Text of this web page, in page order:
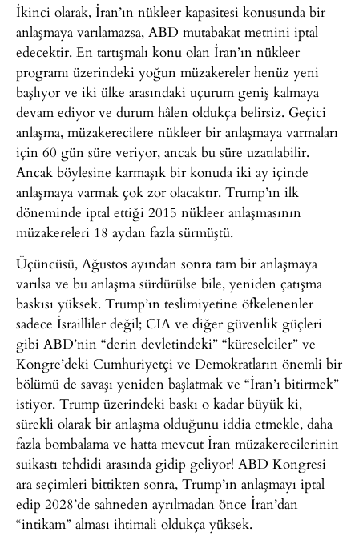
İkinci olarak, İran’ın nükleer kapasitesi konusunda bir
anlaşmaya varılamazsa, ABD mutabakat metnini iptal
edecektir. En tartışmalı konu olan İran’ın nükleer
programı üzerindeki yoğun müzakereler henüz yeni
başlıyor ve iki ülke arasındaki uçurum geniş kalmaya
devam ediyor ve durum hâlen oldukça belirsiz. Geçici
anlaşma, müzakerecilere nükleer bir anlaşmaya varmaları
için 60 gün süre veriyor, ancak bu süre uzatılabilir.
Ancak böylesine karmaşık bir konuda iki ay içinde
anlaşmaya varmak çok zor olacaktır. Trump’ın ilk
döneminde iptal ettiği 2015 nükleer anlaşmasının
müzakereleri 18 aydan fazla sürmüştü.
Üçüncüsü, Ağustos ayından sonra tam bir anlaşmaya
varılsa ve bu anlaşma sürdürülse bile, yeniden çatışma
baskısı yüksek. Trump’ın teslimiyetine öfkelenenler
sadece İsrailliler değil; CIA ve diğer güvenlik güçleri
gibi ABD’nin “derin devletindeki” “küreselciler” ve
Kongre’deki Cumhuriyetçi ve Demokratların önemli bir
bölümü de savaşı yeniden başlatmak ve “İran’ı bitirmek”
istiyor. Trump üzerindeki baskı o kadar büyük ki,
sürekli olarak bir anlaşma olduğunu iddia etmekle, daha
fazla bombalama ve hatta mevcut İran müzakerecilerinin
suikastı tehdidi arasında gidip geliyor! ABD Kongresi
ara seçimleri bittikten sonra, Trump’ın anlaşmayı iptal
edip 2028’de sahneden ayrılmadan önce İran’dan
“intikam” alması ihtimali oldukça yüksek.